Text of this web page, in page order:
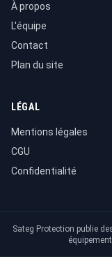
À propos
L'équipe
Contact
Plan du site
LÉGAL
Mentions légales
CGU
Confidentialité
Sateg Protection publie